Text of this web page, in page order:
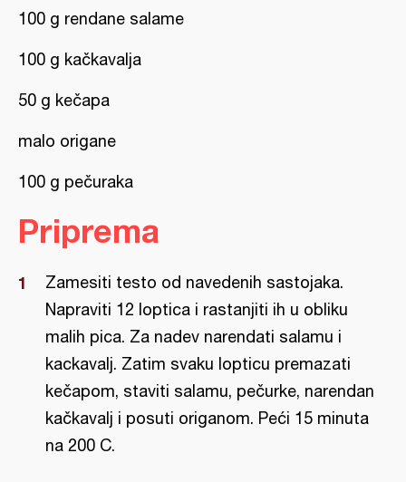
100 g rendane salame
100 g kačkavalja
50 g kečapa
malo origane
100 g pečuraka
Priprema
Zamesiti testo od navedenih sastojaka.
Napraviti 12 loptica i rastanjiti ih u obliku
malih pica. Za nadev narendati salamu i
kackavalj. Zatim svaku lopticu premazati
kečapom, staviti salamu, pečurke, narendan
kačkavalj i posuti origanom. Peći 15 minuta
na 200 C.